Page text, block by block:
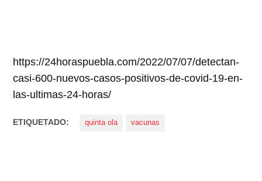
https://24horaspuebla.com/2022/07/07/detectan-
casi-600-nuevos-casos-positivos-de-covid-19-en-
las-ultimas-24-horas/
ETIQUETADO: quinta ola vacunas